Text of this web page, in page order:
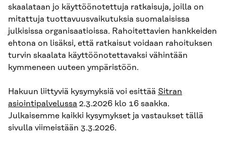
skaalataan jo käyttöönotettuja ratkaisuja, joilla on
mitattuja tuottavuusvaikutuksia suomalaisissa
julkisissa organisaatioissa. Rahoitettavien hankkeiden
ehtona on lisäksi, että ratkaisut voidaan rahoituksen
turvin skaalata käyttöönotettavaksi vähintään
kymmeneen uuteen ympäristöön.
Hakuun liittyviä kysymyksiä voi esittää Sitran
asiointipalvelussa 2.3.2026 klo 16 saakka.
Julkaisemme kaikki kysymykset ja vastaukset tällä
sivulla viimeistään 3.3.2026.